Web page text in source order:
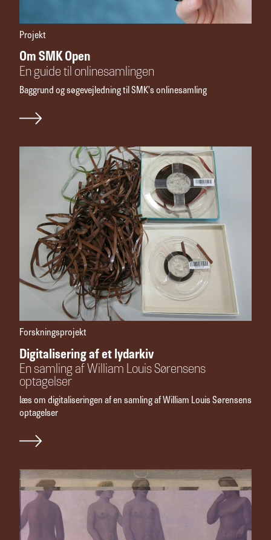
Projekt
Om SMK Open
En guide til onlinesamlingen
Baggrund og søgevejledning til SMK's onlinesamling
Forskningsprojekt
Digitalisering af et lydarkiv
En samling af William Louis Sørensens
optagelser
læs om digitaliseringen af en samling af William Louis Sørensens
optagelser